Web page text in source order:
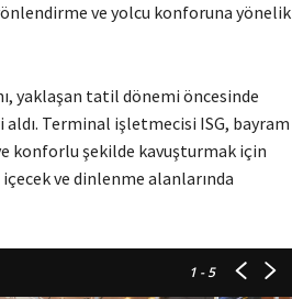
ve yolcu konforuna yönelik
yaklaşan tatil dönemi öncesinde
Terminal işletmecisi ISG, bayram
konforlu şekilde kavuşturmak için
ve dinlenme alanlarında
1- 5